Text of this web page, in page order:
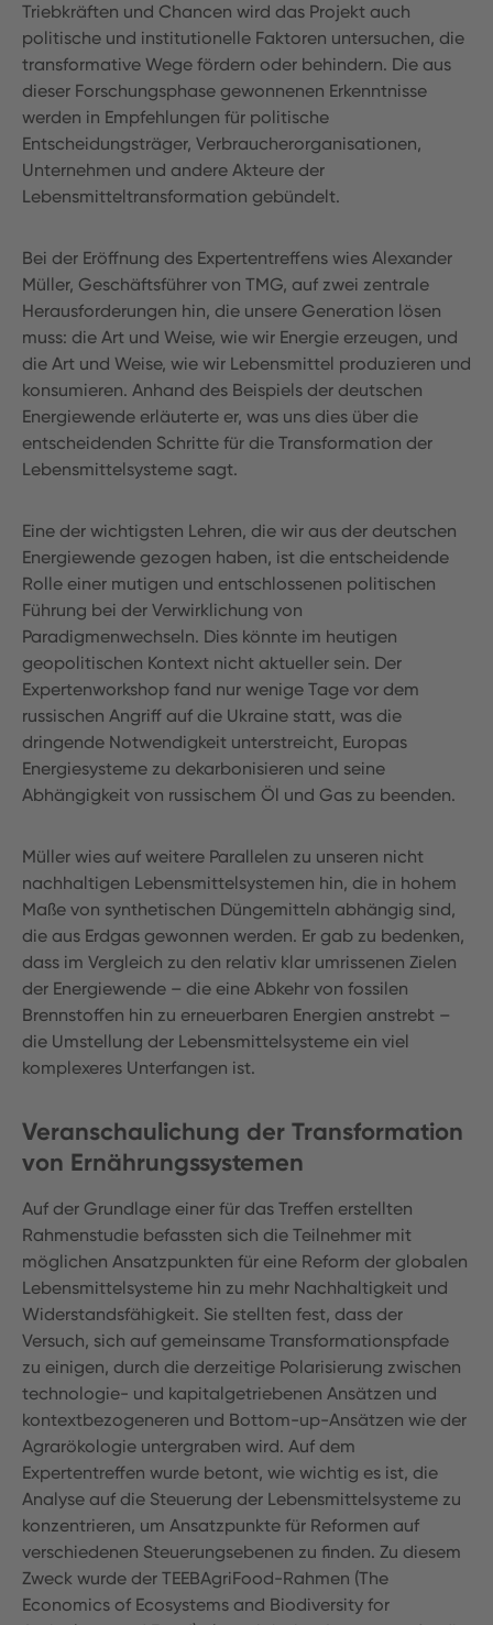
Triebkräften und Chancen wird das Projekt auch
politische und institutionelle Faktoren untersuchen, die
transformative Wege fördern oder behindern. Die aus
dieser Forschungsphase gewonnenen Erkenntnisse
werden in Empfehlungen für politische
Entscheidungsträger, Verbraucherorganisationen,
Unternehmen und andere Akteure der
Lebensmitteltransformation gebündelt.
Bei der Eröffnung des Expertentreffens wies Alexander
Müller, Geschäftsführer von TMG, auf zwei zentrale
Herausforderungen hin, die unsere Generation lösen
muss: die Art und Weise, wie wir Energie erzeugen, und
die Art und Weise, wie wir Lebensmittel produzieren und
konsumieren. Anhand des Beispiels der deutschen
Energiewende erläuterte er, was uns dies über die
entscheidenden Schritte für die Transformation der
Lebensmittelsysteme sagt.
Eine der wichtigsten Lehren, die wir aus der deutschen
Energiewende gezogen haben, ist die entscheidende
Rolle einer mutigen und entschlossenen politischen
Führung bei der Verwirklichung von
Paradigmenwechseln. Dies könnte im heutigen
geopolitischen Kontext nicht aktueller sein. Der
Expertenworkshop fand nur wenige Tage vor dem
russischen Angriff auf die Ukraine statt, was die
dringende Notwendigkeit unterstreicht, Europas
Energiesysteme zu dekarbonisieren und seine
Abhängigkeit von russischem Öl und Gas zu beenden.
Müller wies auf weitere Parallelen zu unseren nicht
nachhaltigen Lebensmittelsystemen hin, die in hohem
Maße von synthetischen Düngemitteln abhängig sind,
die aus Erdgas gewonnen werden. Er gab zu bedenken,
dass im Vergleich zu den relativ klar umrissenen Zielen
der Energiewende – die eine Abkehr von fossilen
Brennstoffen hin zu erneuerbaren Energien anstrebt –
die Umstellung der Lebensmittelsysteme ein viel
komplexeres Unterfangen ist.
Veranschaulichung der Transformation
von Ernährungssystemen
Auf der Grundlage einer für das Treffen erstellten
Rahmenstudie befassten sich die Teilnehmer mit
möglichen Ansatzpunkten für eine Reform der globalen
Lebensmittelsysteme hin zu mehr Nachhaltigkeit und
Widerstandsfähigkeit. Sie stellten fest, dass der
Versuch, sich auf gemeinsame Transformationspfade
zu einigen, durch die derzeitige Polarisierung zwischen
technologie- und kapitalgetriebenen Ansätzen und
kontextbezogeneren und Bottom-up-Ansätzen wie der
Agrarökologie untergraben wird. Auf dem
Expertentreffen wurde betont, wie wichtig es ist, die
Analyse auf die Steuerung der Lebensmittelsysteme zu
konzentrieren, um Ansatzpunkte für Reformen auf
verschiedenen Steuerungsebenen zu finden. Zu diesem
Zweck wurde der TEEBAgriFood-Rahmen (The
Economics of Ecosystems and Biodiversity for